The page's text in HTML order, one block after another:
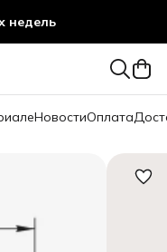
недель
НовостиОплата